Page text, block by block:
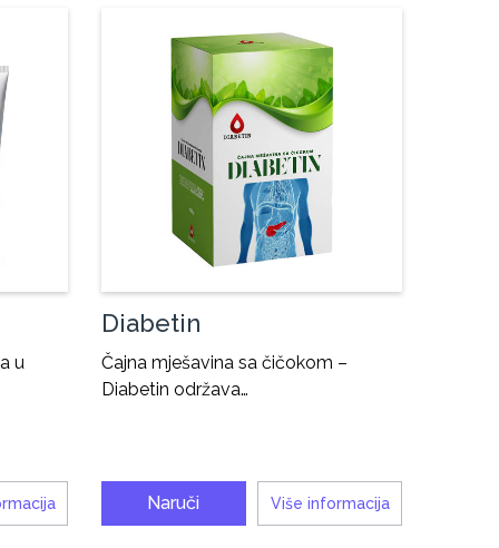
u
Diabetin
Čajna mješavina sa čičokom –
Diabetin održava…
Naruči Više informacija